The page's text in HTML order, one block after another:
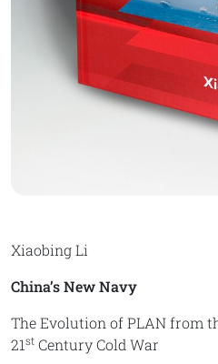
Xiaobing Li
China’s New Navy
The Evolution of PLAN from
21st Century Cold War